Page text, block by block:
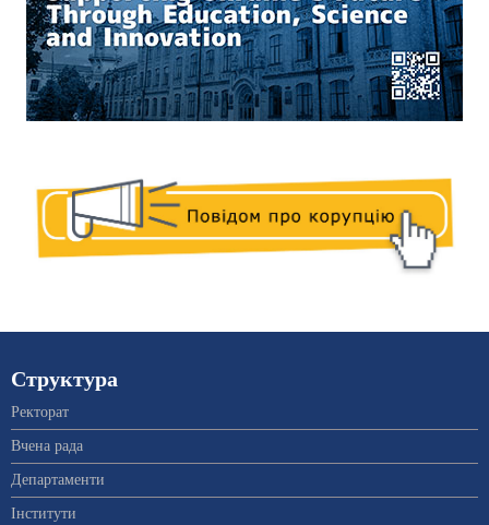
Структура
Ректорат
Вчена рада
Департаменти
Інститути